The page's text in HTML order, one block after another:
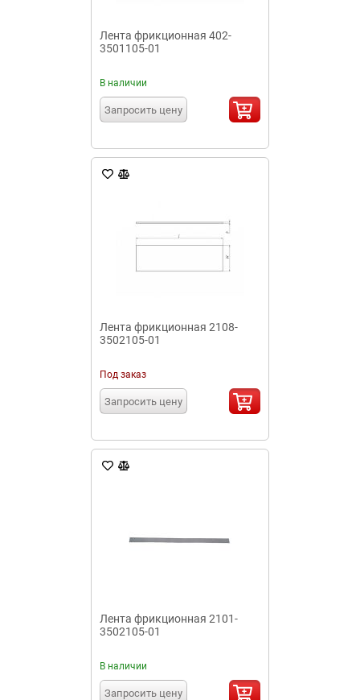
Лента фрикционная 402-
3501105-01
В наличии
Запросить цену
Лента фрикционная 2108-
3502105-01
Под заказ
Запросить цену
Лента фрикционная 2101-
3502105-01
В наличии
Запросить цену